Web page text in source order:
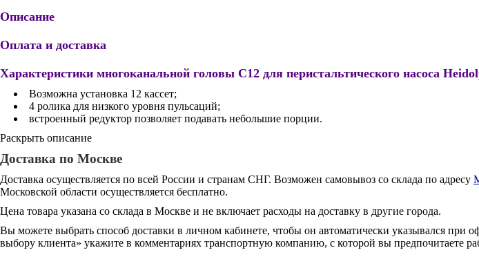
Описание
Оплата и доставка
Характеристики многоканальной головы C12 для перистальтического насоса
Возможна установка 12 кассет;
4 ролика для низкого уровня пульсаций;
встроенный редуктор позволяет подавать небольшие порции.
Раскрыть описание
Доставка по Москве
Доставка осуществляется по всей России и странам СНГ. Возможен самовывоз со склада по адресу
Московской области осуществляется бесплатно.
Цена товара указана со склада в Москве и не включает расходы на доставку в другие города.
Вы можете выбрать способ доставки в личном кабинете, чтобы он автоматически указывался
выбору клиента» укажите в комментариях транспортную компанию, с которой вы предпочитаете